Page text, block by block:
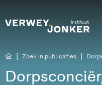
Zoek in publicaties